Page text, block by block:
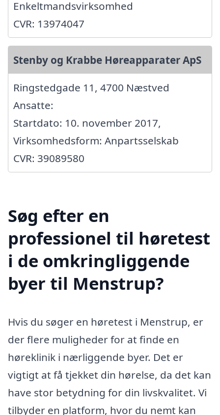
Enkeltmandsvirksomhed
CVR: 13974047
Stenby og Krabbe Høreapparater ApS
Ringstedgade 11, 4700 Næstved
Ansatte:
Startdato: 10. november 2017,
Virksomhedsform: Anpartsselskab
CVR: 39089580
Søg efter en
professionel til høretest
i de omkringliggende
byer til Menstrup?
Hvis du søger en høretest i Menstrup, er
der flere muligheder for at finde en
høreklinik i nærliggende byer. Det er
vigtigt at få tjekket din hørelse, da det kan
have stor betydning for din livskvalitet. Vi
tilbyder en platform, hvor du nemt kan